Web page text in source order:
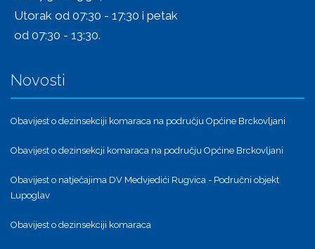
Utorak od 07:30 - 17:30 i petak
od 07:30 - 13:30.
Novosti
Obavijest o dezinsekciji komaraca na području Općine Brckovljani
Obavijest o dezinsekcji komaraca na području Općine Brckovljani
Obavijest o natječajima DV Medvjedići Rugvica - Područni objekt
Lupoglav
Obavijest o dezinsekciji komaraca